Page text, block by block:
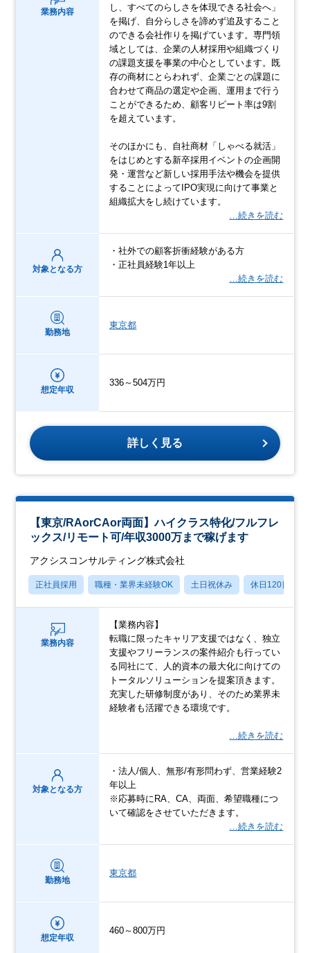
業務内容
し、すべてのらしさを体現できる社会へ」
を掲げ、自分らしさを諦めず追及すること
のできる会社作りを掲げています。専門領
域としては、企業の人材採用や組織づくり
の課題支援を事業の中心としています。既
存の商材にとらわれず、企業ごとの課題に
合わせて商品の選定や企画、運用まで行う
ことができるため、顧客リピート率は9割
を超えています。
そのほかにも、自社商材「しゃべる就活」
をはじめとする新卒採用イベントの企画開
発・運営など新しい採用手法や機会を提供
することによってIPO実現に向けて事業と
組織拡大をし続けています。
…続きを読む
対象となる方
・社外での顧客折衝経験がある方
・正社員経験1年以上
…続きを読む
勤務地
東京都
想定年収
336～504万円
詳しく見る
【東京/RAorCAor両面】ハイクラス特化/フルフレ
ックス/リモート可/年収3000万まで稼げます
アクシスコンサルティング株式会社
正社員採用 職種・業界未経験OK 土日祝休み 休日120日以上
業務内容
【業務内容】
転職に限ったキャリア支援ではなく、独立
支援やフリーランスの案件紹介も行ってい
る同社にて、人的資本の最大化に向けての
トータルソリューションを提案頂きます。
充実した研修制度があり、そのため業界未
経験者も活躍できる環境です。
…続きを読む
対象となる方
・法人/個人、無形/有形問わず、営業経験2
年以上
※応募時にRA、CA、両面、希望職種につ
いて確認をさせていただきます。
…続きを読む
勤務地
東京都
想定年収
460～800万円